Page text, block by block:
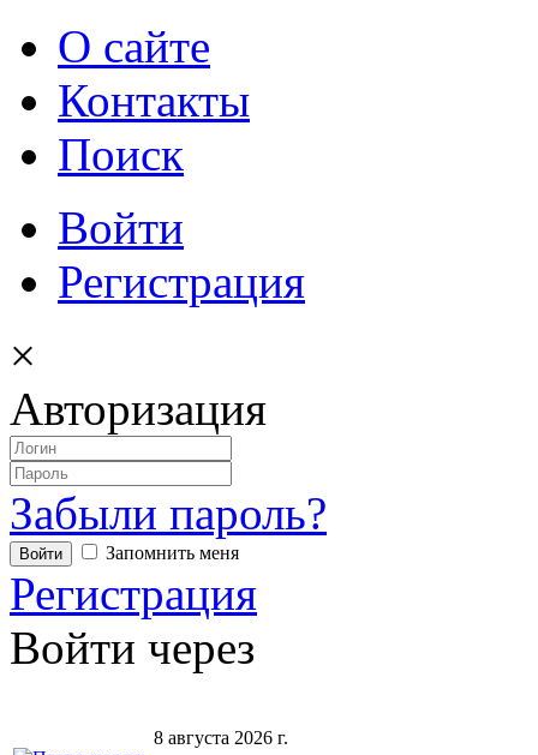
О сайте
Контакты
Поиск
Войти
Регистрация
×
Авторизация
Забыли пароль?
Запомнить меня
Регистрация
Войти через
8 августа 2026 г.